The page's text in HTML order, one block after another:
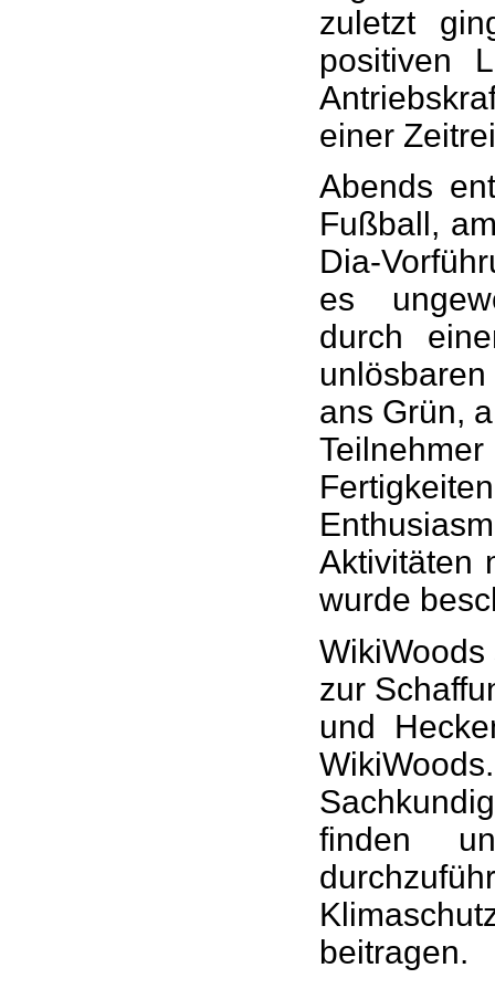
zuletzt
positiven
einer
Abends
Fußball,
Dia-
es
durch
ans Grün,
Aktivitäten
wurde
zur
und
finden
beitragen.